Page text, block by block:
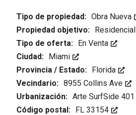
Tipo de propiedad: Obra Nueva
Propiedad objetivo: Residencial
Tipo de oferta: En Venta
Ciudad: Miami
Provincia / Estado: Florida
Vecindario: 8955 Collins Ave
Urbanización: Arte SurfSide 401
Código postal: FL 33154